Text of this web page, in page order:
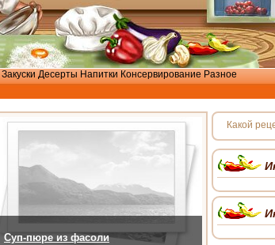
Закуски Десерты Напитки Консервирование Разное
Суп-пюре из фасоли